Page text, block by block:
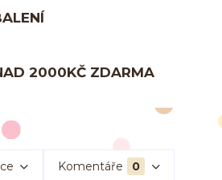
2000KČ ZDARMA
Komentáře 0